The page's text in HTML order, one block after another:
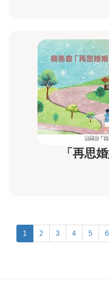
「再思
1 2 3 4 5 6